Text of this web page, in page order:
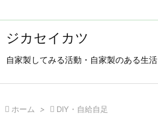
ジカセイカツ
自家製してみる活動・自家製のある生活
 ホーム >  DIY・自給自足